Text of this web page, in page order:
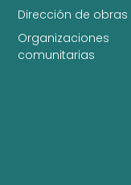
Dirección de obras
Organizaciones
comunitarias